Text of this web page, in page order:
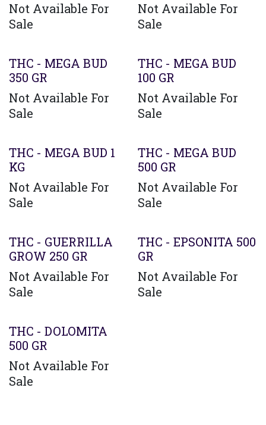
Not Available For
Sale
Not Available For
Sale
THC - MEGA BUD
350 GR
Not Available For
Sale
THC - MEGA BUD
100 GR
Not Available For
Sale
THC - MEGA BUD 1
KG
Not Available For
Sale
THC - MEGA BUD
500 GR
Not Available For
Sale
THC - GUERRILLA
GROW 250 GR
Not Available For
Sale
THC - EPSONITA 500
GR
Not Available For
Sale
THC - DOLOMITA
500 GR
Not Available For
Sale